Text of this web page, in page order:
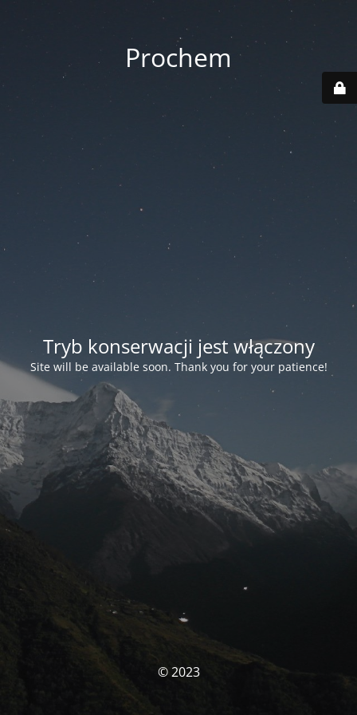
Prochem
Tryb konserwacji jest włączony
Site will be available soon. Thank you for your patience!
© 2023